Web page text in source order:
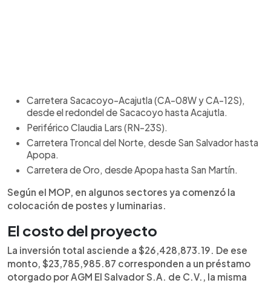
Carretera Sacacoyo-Acajutla (CA-08W y CA-12S),
desde el redondel de Sacacoyo hasta Acajutla.
Periférico Claudia Lars (RN-23S).
Carretera Troncal del Norte, desde San Salvador hasta
Apopa.
Carretera de Oro, desde Apopa hasta San Martín.
Según el MOP, en algunos sectores ya comenzó la
colocación de postes y luminarias.
El costo del proyecto
La inversión total asciende a $26,428,873.19. De ese
monto, $23,785,985.87 corresponden a un préstamo
otorgado por AGM El Salvador S.A. de C.V., la misma